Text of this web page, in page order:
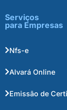
Serviços
para Empresas
Nfs-e
Alvará Online
Emissão de